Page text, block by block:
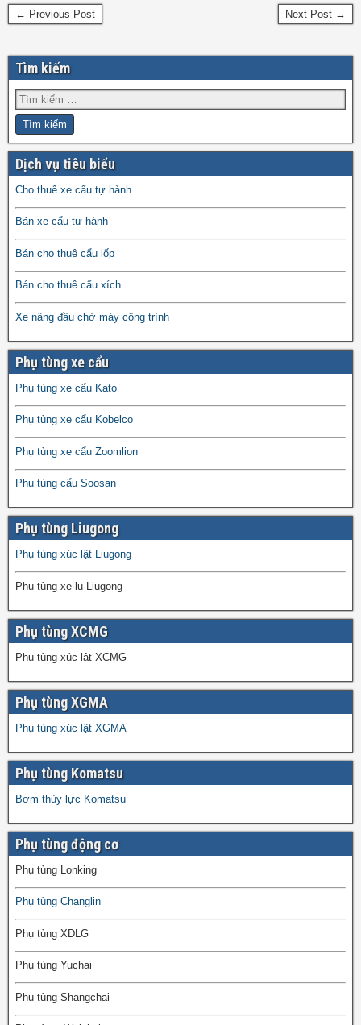
← Previous Post Next Post →
Tìm kiếm
Dịch vụ tiêu biểu
Cho thuê xe cẩu tự hành
Bán xe cẩu tự hành
Bán cho thuê cẩu lốp
Bán cho thuê cẩu xích
Xe nâng đầu chở máy công trình
Phụ tùng xe cẩu
Phụ tùng xe cẩu Kato
Phụ tùng xe cẩu Kobelco
Phụ tùng xe cẩu Zoomlion
Phụ tùng cẩu Soosan
Phụ tùng Liugong
Phụ tùng xúc lật Liugong
Phụ tùng xe lu Liugong
Phụ tùng XCMG
Phụ tùng xúc lật XCMG
Phụ tùng XGMA
Phụ tùng xúc lật XGMA
Phụ tùng Komatsu
Bơm thủy lực Komatsu
Phụ tùng động cơ
Phụ tùng Lonking
Phụ tùng Changlin
Phụ tùng XDLG
Phụ tùng Yuchai
Phụ tùng Shangchai